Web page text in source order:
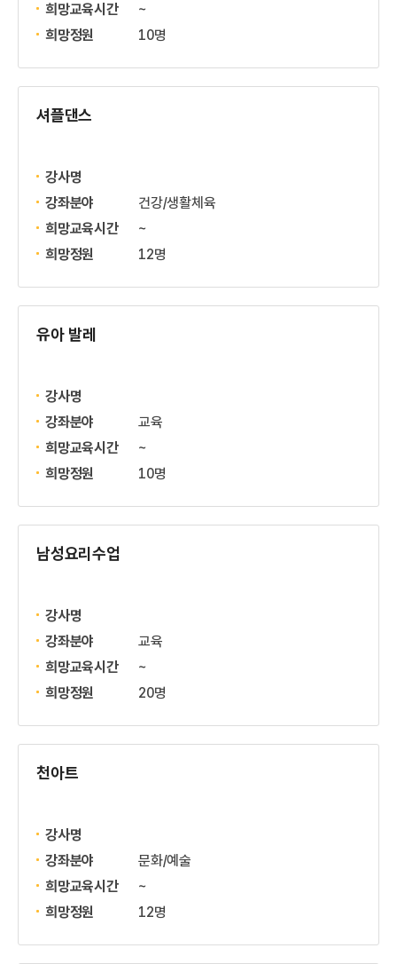
희망교육시간
~
희망정원
10명
셔플댄스
강사명
강좌분야
건강/생활체육
희망교육시간
~
희망정원
12명
유아 발레
강사명
강좌분야
교육
희망교육시간
~
희망정원
10명
남성요리수업
강사명
강좌분야
교육
희망교육시간
~
희망정원
20명
천아트
강사명
강좌분야
문화/예술
희망교육시간
~
희망정원
12명